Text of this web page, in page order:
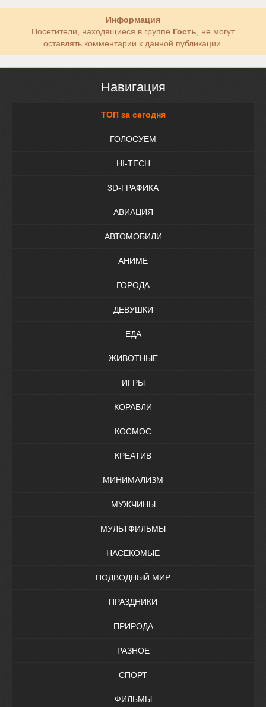
Информация
Посетители, находящиеся в группе Гость , не могут
оставлять комментарии к данной публикации.
Навигация
ТОП за сегодня
ГОЛОСУЕМ
HI-TECH
3D-ГРАФИКА
АВИАЦИЯ
АВТОМОБИЛИ
АНИМЕ
ГОРОДА
ДЕВУШКИ
ЕДА
ЖИВОТНЫЕ
ИГРЫ
КОРАБЛИ
КОСМОС
КРЕАТИВ
МИНИМАЛИЗМ
МУЖЧИНЫ
МУЛЬТФИЛЬМЫ
НАСЕКОМЫЕ
ПОДВОДНЫЙ МИР
ПРАЗДНИКИ
ПРИРОДА
РАЗНОЕ
СПОРТ
ФИЛЬМЫ